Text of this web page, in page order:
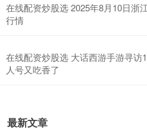
在线配资炒股选 2025年8月10日浙
行情
在线配资炒股选 大话西游手游寻访
人号又吃香了
最新文章